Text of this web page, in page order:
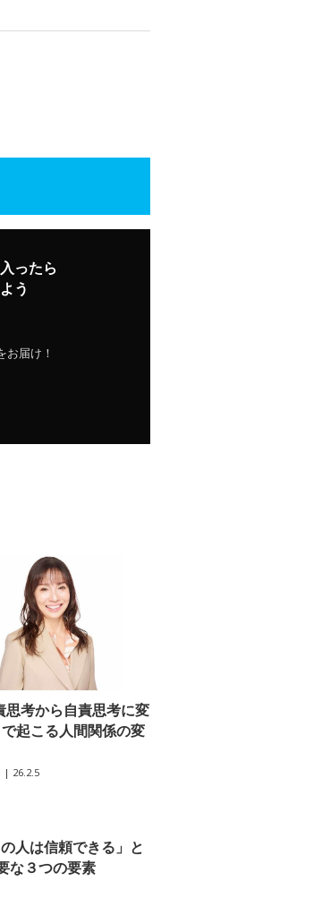
ったら
う
お届け！
思考から自責思考に変
起こる人間関係の変
| 26.2.5
人は信頼できる」と
な３つの要素